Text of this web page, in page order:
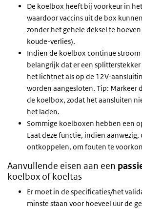
De koelbox heeft bij voorkeur in
waardoor vaccins uit de box
zonder het gehele deksel te
koude-verlies).
Indien de koelbox continue
belangrijk dat er een
het lichtnet als op de 12V-
worden aangesloten. Tip: Markeer
de koelbox, zodat het aansluiten
het laden.
Sommige koelboxen hebben een
Laat deze functie, indien
ontkoppelen, om fouten te
Aanvullende eisen aan een
koelbox of koeltas
Er moet in de specificaties/het
minste staan voor hoeveel uur de